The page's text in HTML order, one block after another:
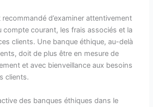
recommandé d’examiner attentivement
compte courant, les frais associés et la
clients. Une banque éthique, au-delà
doit de plus être en mesure de
et avec bienveillance aux besoins
clients.
des banques éthiques dans le